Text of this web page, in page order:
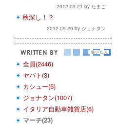
2012-09-21 by たまご
秋深し！？
2012-09-20 by ジョナタン
全員(2446)
ヤバト(3)
カシュー(5)
ジョナタン(1007)
イタリア自動車雑貨店(6)
マーチ(23)